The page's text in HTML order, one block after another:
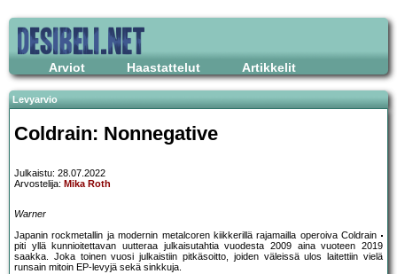
Arviot Haastattelut Artikkelit
Levyarvio
Coldrain: Nonnegative
Julkaistu: 28.07.2022
Arvostelija: Mika Roth
Warner
Japanin rockmetallin ja modernin metalcoren kiikkerillä rajamailla operoiva Coldrain
piti yllä kunnioitettavan uutteraa julkaisutahtia vuodesta 2009 aina vuoteen 2019
saakka. Joka toinen vuosi julkaistiin pitkäsoitto, joiden väleissä ulos laitettiin vielä
runsain mitoin EP-levyjä sekä sinkkuja.